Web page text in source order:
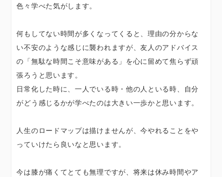
色々学べた気がします。
何もしてない時間が多くなってくると、理由の分からな
い不安のような感じに襲われますが、友人のアドバイス
の「無駄な時間こそ意味がある」を心に留めて焦らず頑
張ろうと思います。
日常化した時に、一人でいる時・他の人といる時、自分
がどう感じるかが学べたのは大きい一歩かと思います。
人生のロードマップは描けませんが、今やれることをや
っていけたら良いなと思います。
今は膝が痛くてとても無理ですが、将来は休み時間やア